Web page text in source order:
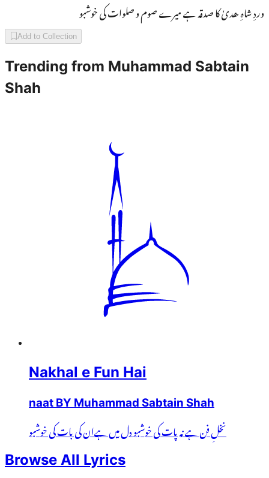
وردِ شاہِ ھدیٰ کا صدقہ ہے میرے صوم و صلوات کی خوشبو
Add to Collection
Trending from Muhammad Sabtain
Shah
Nakhal e Fun Hai
naat BY Muhammad Sabtain Shah
نخلِ فن ہے نہ پات کی خوشبو دل میں ہےان کی بات کی خوشبو
Browse All Lyrics